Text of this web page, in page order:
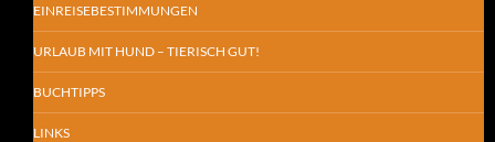
EINREISEBESTIMMUNGEN
URLAUB MIT HUND – TIERISCH GUT!
BUCHTIPPS
LINKS